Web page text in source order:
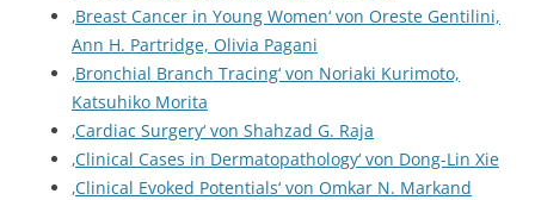
‚Breast Cancer in Young Women‘ von Oreste Gentilini,
Ann H. Partridge, Olivia Pagani
‚Bronchial Branch Tracing‘ von Noriaki Kurimoto,
Katsuhiko Morita
‚Cardiac Surgery‘ von Shahzad G. Raja
‚Clinical Cases in Dermatopathology‘ von Dong-Lin Xie
‚Clinical Evoked Potentials‘ von Omkar N. Markand